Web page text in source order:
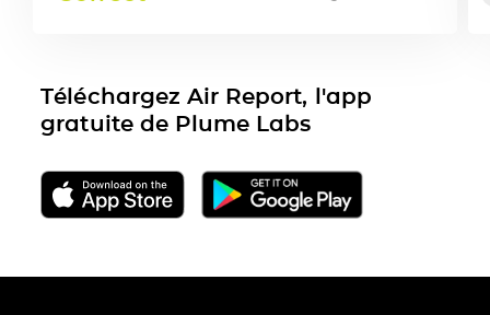
Téléchargez Air Report, l'app
gratuite de Plume Labs